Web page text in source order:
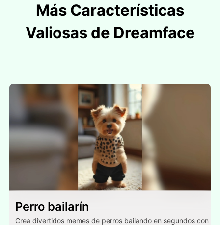
Más Características
Valiosas de Dreamface
Perro bailarín
Crea divertidos memes de perros bailando en segundos con